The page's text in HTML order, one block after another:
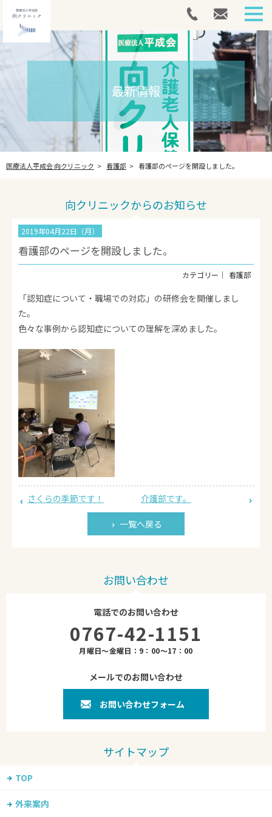
アートメイク
採用情報
法人案内
お問い合わせ
最新情報
医療法人平成会 向クリニック 看護部 看護部のページを開設しました。
向クリニックからのお知らせ
2019年04月22日（月）
看護部のページを開設しました。
看護部
「認知症について・職場での対応」の研修会を開催しまし
た。
色々な事例から認知症についての理解を深めました。
さくらの季節です！
一覧へ戻る
介護部です。
お問い合わせ
電話でのお問い合わせ
0767-42-1151
月曜日～金曜日：9：00～17：00
メールでのお問い合わせ
お問い合わせフォーム
TOP
外来案内